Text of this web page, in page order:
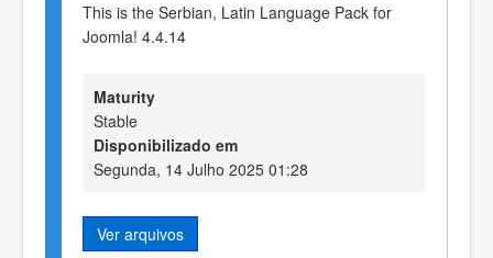
This is the Serbian, Latin Language Pack for
Joomla! 4.4.14
Maturity
Stable
Disponibilizado em
Segunda, 14 Julho 2025 01:28
Ver arquivos